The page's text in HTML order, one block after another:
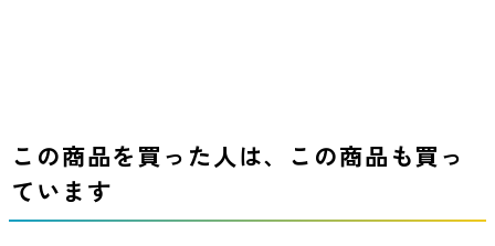
この商品を買った人は、この商品も買っ
ています